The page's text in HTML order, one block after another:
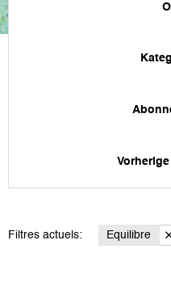
Filtres actuels: Equilibre